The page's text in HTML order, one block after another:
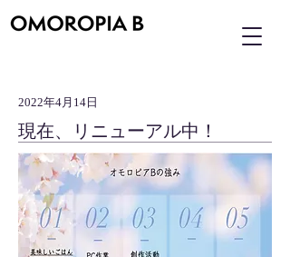
2022年4月14日
現在、リニューアル中！